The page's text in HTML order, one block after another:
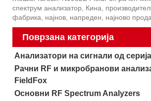
спектрум анализатор, Кина,
фабрика, најнов, напреден, најново
Поврзана категорија
Анализатори на сигнали од
Рачни RF и микробранови
FieldFox
Основни RF Spectrum Analyzers